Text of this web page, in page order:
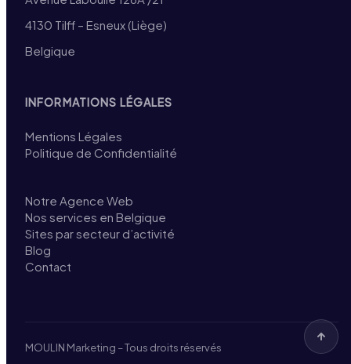
4130 Tilff – Esneux (Liège)
Belgique
INFORMATIONS LÉGALES
Mentions Légales
Politique de Confidentialité
Notre Agence Web
Nos services en Belgique
Sites par secteur d’activité
Blog
Contact
MOULIN Marketing – Tous droits réservés